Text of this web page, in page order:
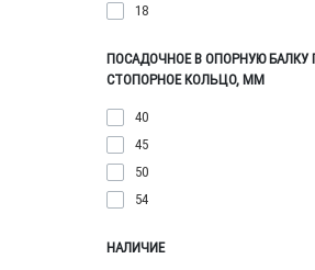
18
ПОСАДОЧНОЕ В ОПОРНУЮ БАЛКУ
СТОПОРНОЕ КОЛЬЦО, ММ
40
45
50
54
НАЛИЧИЕ